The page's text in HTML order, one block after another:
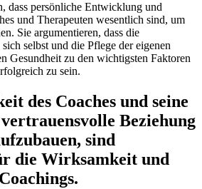
dass persönliche Entwicklung und
und Therapeuten wesentlich sind, um
Sie argumentieren, dass die
selbst und die Pflege der eigenen
Gesundheit zu den wichtigsten Faktoren
zu sein.
des Coaches und seine
Beziehung
sind
die Wirksamkeit und